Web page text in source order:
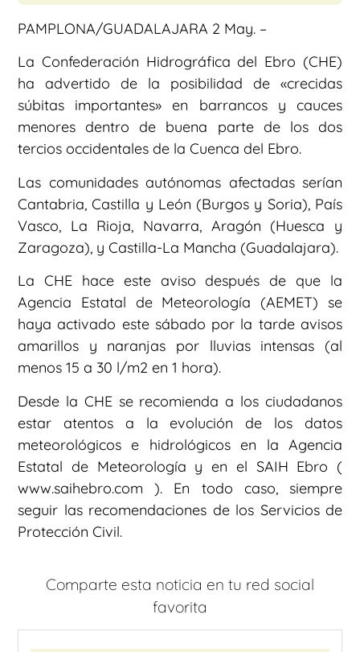
PAMPLONA/GUADALAJARA 2 May. –
La Confederación Hidrográfica del Ebro (CHE)
ha advertido de la posibilidad de «crecidas
súbitas importantes» en barrancos y cauces
menores dentro de buena parte de los dos
tercios occidentales de la Cuenca del Ebro.
Las comunidades autónomas afectadas serían
Cantabria, Castilla y León (Burgos y Soria), País
Vasco, La Rioja, Navarra, Aragón (Huesca y
Zaragoza), y Castilla-La Mancha (Guadalajara).
La CHE hace este aviso después de que la
Agencia Estatal de Meteorología (AEMET) se
haya activado este sábado por la tarde avisos
amarillos y naranjas por lluvias intensas (al
menos 15 a 30 l/m2 en 1 hora).
Desde la CHE se recomienda a los ciudadanos
estar atentos a la evolución de los datos
meteorológicos e hidrológicos en la Agencia
Estatal de Meteorología y en el SAIH Ebro (
www.saihebro.com ). En todo caso, siempre
seguir las recomendaciones de los Servicios de
Protección Civil.
Comparte esta noticia en tu red social
favorita